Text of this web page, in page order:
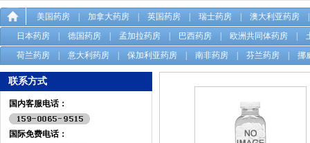
美国药房 加拿大药房 英国药房 瑞士药房 澳大利亚药房
日本药房
德国药房 孟加拉药房 巴西药房 欧洲共同体药房
荷兰药房
意大利药房 保加利亚药房 南非药房 芬兰药房 挪
联系方式
国内客服电话：
国际免费电话：